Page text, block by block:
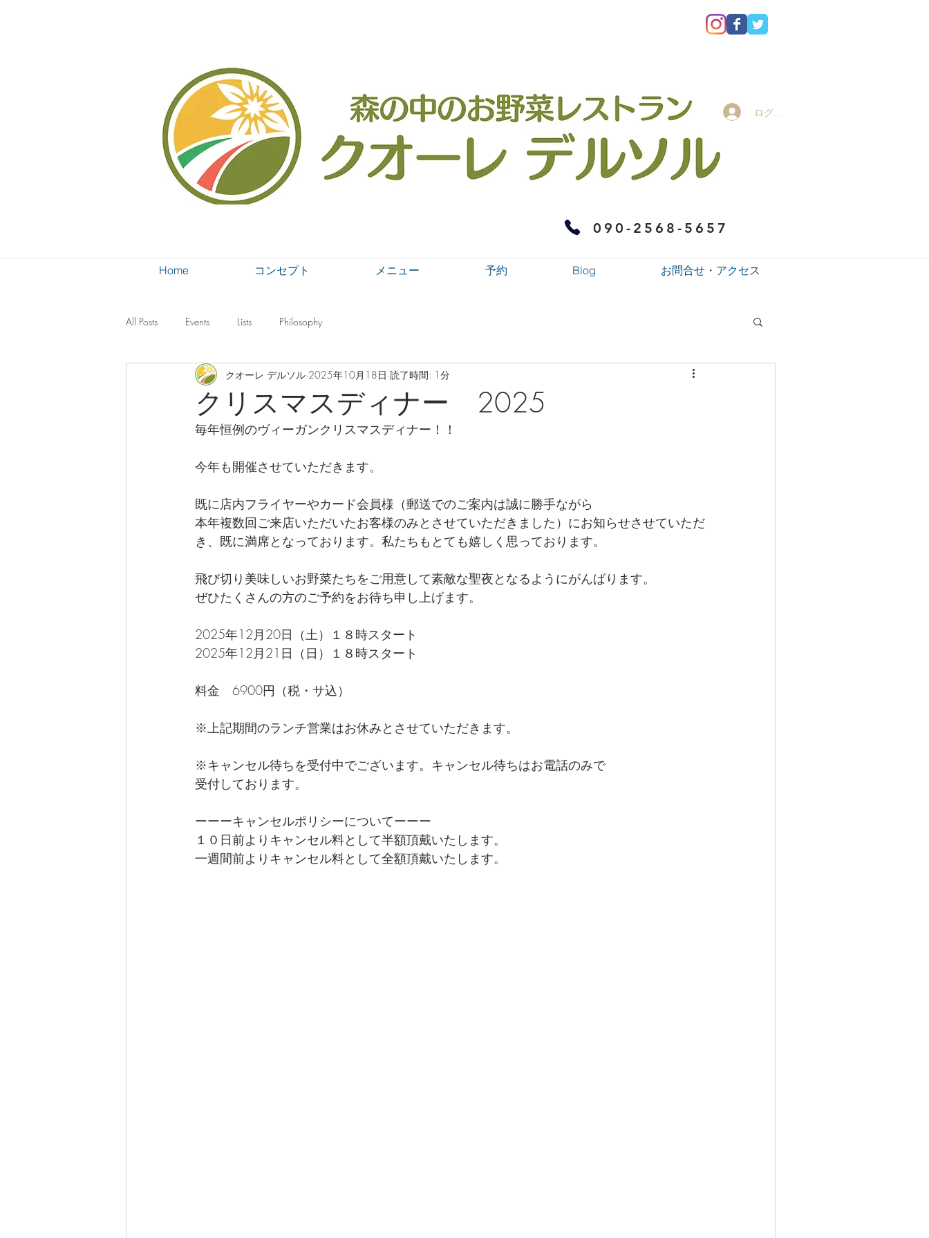
ログイン
090-2568-5657
Home コンセプト メニュー 予約 Blog お問合せ・アクセス
All Posts Events Lists Philosophy
クリスマスディナー 2025
クオーレ デルソル 2025年10月18日 読了時間: 1分
毎年恒例のヴィーガンクリスマスディナー！！
今年も開催させていただきます。
既に店内フライヤーやカード会員様（郵送でのご案内は誠に勝手ながら
本年複数回ご来店いただいたお客様のみとさせていただきました）にお知らせさせていただ
き、既に満席となっております。私たちもとても嬉しく思っております。
飛び切り美味しいお野菜たちをご用意して素敵な聖夜となるようにがんばります。
ぜひたくさんの方のご予約をお待ち申し上げます。
2025年12月20日（土）１８時スタート
2025年12月21日（日）１８時スタート
料金　6900円（税・サ込）
※上記期間のランチ営業はお休みとさせていただきます。
※キャンセル待ちを受付中でございます。キャンセル待ちはお電話のみで
受付しております。
ーーーキャンセルポリシーについてーーー
１０日前よりキャンセル料として半額頂戴いたします。
一週間前よりキャンセル料として全額頂戴いたします。